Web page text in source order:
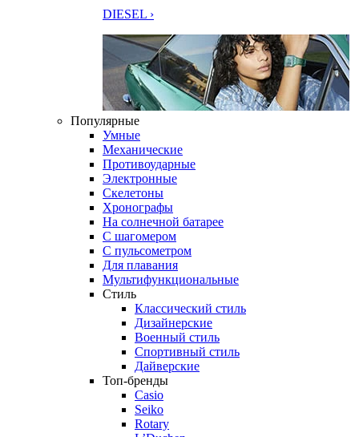
DIESEL ›
Популярные
Умные
Механические
Противоударные
Электронные
Скелетоны
Хронографы
На солнечной батарее
С шагомером
С пульсометром
Для плавания
Мультифункциональные
Стиль
Классический стиль
Дизайнерские
Военный стиль
Спортивный стиль
Дайверские
Топ-бренды
Casio
Seiko
Rotary